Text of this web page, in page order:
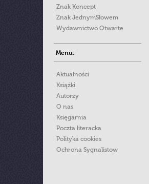
Znak Koncept
Znak JednymSłowem
Wydawnictwo Otwarte
Menu:
Aktualności
Książki
Autorzy
O nas
Księgarnia
Poczta literacka
Polityka cookies
Ochrona Sygnalistow